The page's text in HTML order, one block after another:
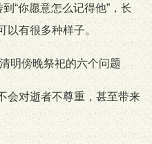
“你愿意怎么记得他”，长
以有很多种样子。
明傍晚祭祀的六个问题
会对逝者不尊重，甚至带来